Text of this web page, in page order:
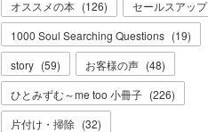
オススメの本 (126) セールスアップ
1000 Soul Searching Questions (19)
story (59) お客様の声 (48)
ひとみずむ～me too 小冊子 (226)
片付け・掃除 (32)